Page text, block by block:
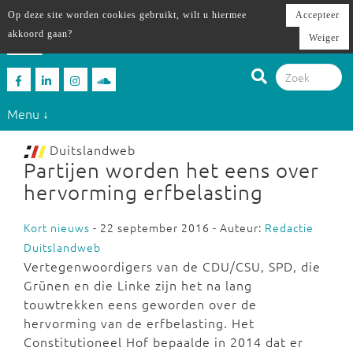
Menu ↓
Duitslandweb
Partijen worden het eens over
hervorming erfbelasting
Kort nieuws - 22 september 2016 - Auteur: Redactie
Duitslandweb
Vertegenwoordigers van de CDU/CSU, SPD, die
Grünen en die Linke zijn het na lang
touwtrekken eens geworden over de
hervorming van de erfbelasting. Het
Constitutioneel Hof bepaalde in 2014 dat er
Op deze site worden cookies gebruikt, wilt u hiermee
akkoord gaan?
Accepteer
Weiger